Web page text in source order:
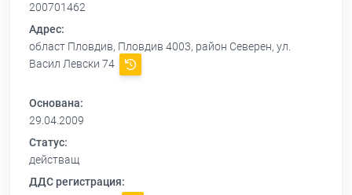
200701462
Адрес:
област Пловдив, Пловдив 4003, район Северен, ул.
Васил Левски 74
Основана:
29.04.2009
Статус:
действащ
ДДС регистрация: